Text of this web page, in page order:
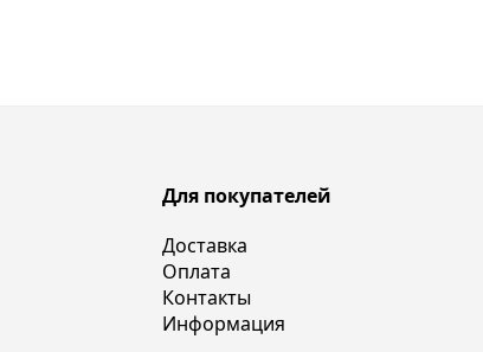
Для покупателей
Доставка
Оплата
Контакты
Информация